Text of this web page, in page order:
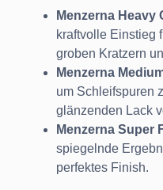
Menzerna Heavy
kraftvolle Einstieg
groben Kratzern
Menzerna
um Schleifspuren
glänzenden Lack
Menzerna Super
spiegelnde
perfektes Finish.